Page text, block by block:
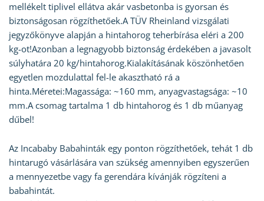
mellékelt tiplivel ellátva akár vasbetonba is gyorsan és
biztonságosan rögzíthetőek.A TÜV Rheinland vizsgálati
jegyzőkönyve alapján a hintahorog teherbírása eléri a 200
kg-ot!Azonban a legnagyobb biztonság érdekében a javasolt
súlyhatára 20 kg/hintahorog.Kialakításának köszönhetően
egyetlen mozdulattal fel-le akasztható rá a
hinta.Méretei:Magassága: ~160 mm, anyagvastagsága: ~10
mm.A csomag tartalma 1 db hintahorog és 1 db műanyag
dűbel!
Az Incababy Babahinták egy ponton rögzíthetőek, tehát 1 db
hintarugó vásárlására van szükség amennyiben egyszerűen
a mennyezetbe vagy fa gerendára kívánják rögzíteni a
babahintát.